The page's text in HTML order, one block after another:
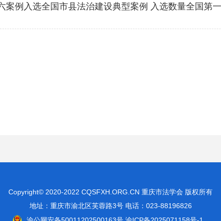
案例入选全国市县法治建设典型案例 入选数量全国第一
Copyright© 2020-2022 CQSFXH.ORG.CN 重庆市法学会 版权所有
地址：重庆市渝北区芙蓉路3号 电话：023-88196826